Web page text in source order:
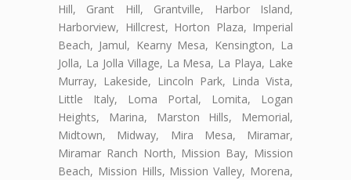
Hill, Grant Hill, Grantville, Harbor Island,
Harborview, Hillcrest, Horton Plaza, Imperial
Beach, Jamul, Kearny Mesa, Kensington, La
Jolla, La Jolla Village, La Mesa, La Playa, Lake
Murray, Lakeside, Lincoln Park, Linda Vista,
Little Italy, Loma Portal, Lomita, Logan
Heights, Marina, Marston Hills, Memorial,
Midtown, Midway, Mira Mesa, Miramar,
Miramar Ranch North, Mission Bay, Mission
Beach, Mission Hills, Mission Valley, Morena,